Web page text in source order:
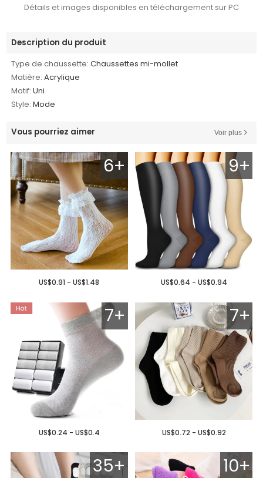
Détails et images disponibles en téléchargement sur PC
Description du produit
Type de chaussette: Chaussettes mi-mollet
Matière: Acrylique
Motif: Uni
Style: Mode
Vous pourriez aimer Voir plus
6+
US$0.91 - US$1.48
9+
US$0.64 - US$0.94
7+
US$0.24 - US$0.4
7+
US$0.72 - US$0.92
35+ 10+